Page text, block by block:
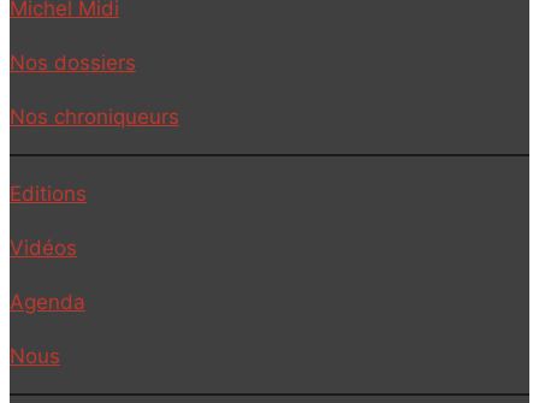
Michel Midi
Nos dossiers
Nos chroniqueurs
Editions
Vidéos
Agenda
Nous